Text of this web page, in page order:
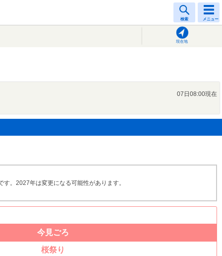
検索 メニュー
現在地
07日08:00現在
。2027年は変更になる可能性があります。
今見ごろ
桜祭り